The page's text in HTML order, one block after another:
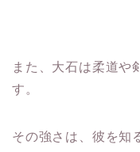
また、大石は柔道や
す。
その強さは、彼を知